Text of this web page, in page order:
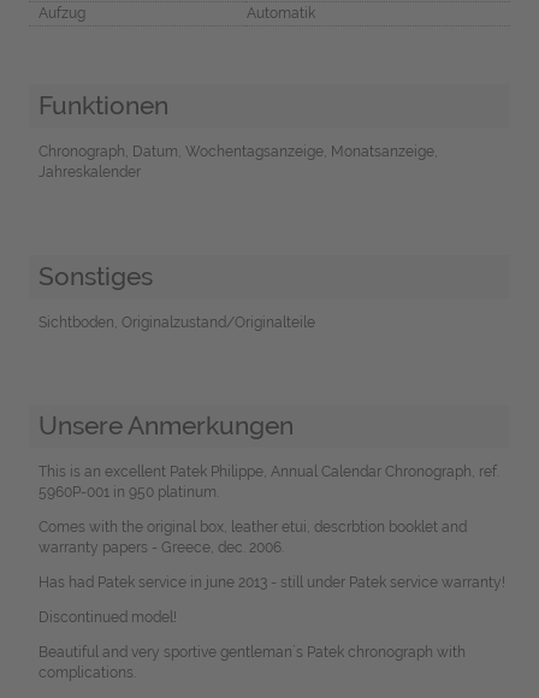
Aufzug
Automatik
Funktionen
Chronograph, Datum, Wochentagsanzeige, Monatsanzeige,
Jahreskalender
Sonstiges
Sichtboden, Originalzustand/Originalteile
Unsere Anmerkungen
This is an excellent Patek Philippe, Annual Calendar Chronograph, ref.
5960P-001 in 950 platinum.
Comes with the original box, leather etui, descrbtion booklet and
warranty papers - Greece, dec. 2006.
Has had Patek service in june 2013 - still under Patek service warranty!
Discontinued model!
Beautiful and very sportive gentleman`s Patek chronograph with
complications.